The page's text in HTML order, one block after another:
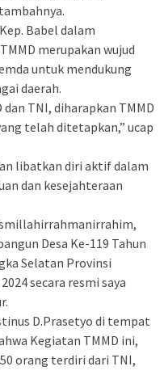
Babel dalam
merupakan wujud
untuk mendukung
daerah.
dan TNI, diharapkan TMMD
telah ditetapkan,” ucap
libatkan diri aktif dalam
dan kesejahteraan
Desa Ke-119 Tahun
Selatan Provinsi
secara resmi saya
D.Prasetyo di tempat
Kegiatan TMMD ini,
orang terdiri dari TNI,